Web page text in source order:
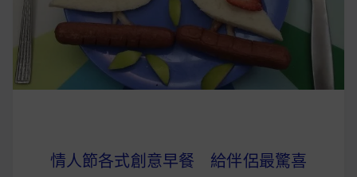
健身重訓菜單
清楚！
情人節各式創意早餐 給伴侶最驚喜